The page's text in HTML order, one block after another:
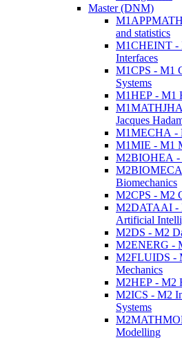
Master (DNM)
and statistics
M1CHEINT -
Interfaces
M1CPS - M1
Systems
M1HEP - M1
Jacques
M1MECHA -
M1MIE - M1
M2BIOHEA -
Biomechanics
M2CPS - M2
M2DATAAI -
Artificial
M2DS - M2
M2ENERG -
M2FLUIDS -
Mechanics
M2HEP - M2
M2ICS - M2
Systems
Modelling